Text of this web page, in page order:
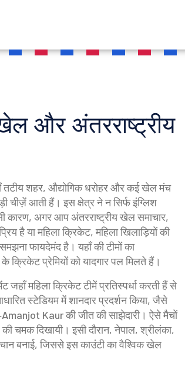
और अंतरराष्ट्रीय
तटीय शहर, औद्योगिक धरोहर और कई खेल मंच
चीज़ें आती हैं। इस क्षेत्र ने न सिर्फ इंग्लिश
कारण, अगर आप अंतरराष्ट्रीय खेल समाचार,
हैयामहिला क्रिकेट,महिला खिलाड़ियों की
फायदेमंद है। यहाँ की टीमों का
क्रिकेट प्रेमियों को यादगार पल मिलते हैं।
जहाँ महिला क्रिकेट टीमें प्रतिस्पर्धा करती हैंसे
स्टेडियम में शानदार प्रदर्शन किया, जैसे
Kaur की जीत की साझेदारी। ऐसे मैचों
चमक दिखायी। इसी दौरान, नेपाल, श्रीलंका,
बनाई, जिससे इस काउंटी का वैश्विक खेल